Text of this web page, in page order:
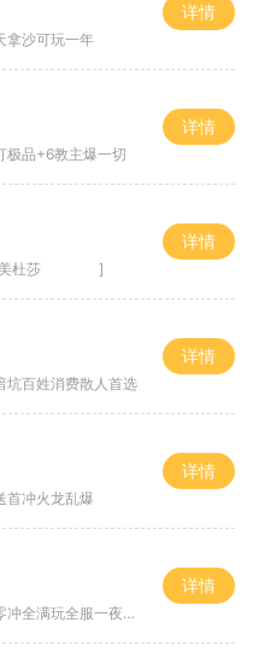
拿沙可玩一年
详情
极品+6教主爆一切
详情
杜莎 ]
详情
坑百姓消费散人首选
详情
首冲火龙乱爆
详情
全满玩全服一夜终极
详情